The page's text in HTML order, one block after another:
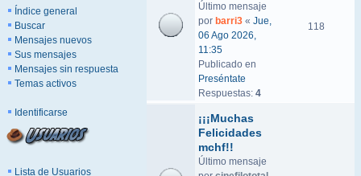
Índice general
Buscar
Mensajes nuevos
Sus mensajes
Mensajes sin respuesta
Temas activos
Identificarse
Lista de Usuarios
Último mensaje
por barri3 « Jue,
06 Ago 2026,
11:35
Publicado en
Preséntate
Respuestas: 4
118
¡¡¡Muchas
Felicidades
mchf!!
Último mensaje